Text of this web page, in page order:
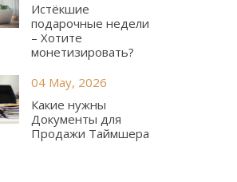
Истёкшие
подарочные недели
– Хотите
монетизировать?
04 May, 2026
Какие нужны
Документы для
Продажи Таймшера